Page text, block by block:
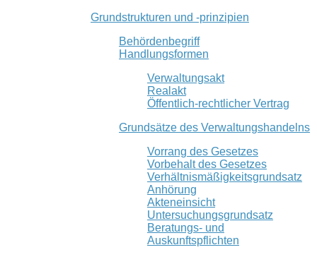
Grundstrukturen und -prinzipien
Behördenbegriff
Handlungsformen
Verwaltungsakt
Realakt
Öffentlich-rechtlicher Vertrag
Grundsätze des Verwaltungshandelns
Vorrang des Gesetzes
Vorbehalt des Gesetzes
Verhältnismäßigkeitsgrundsatz
Anhörung
Akteneinsicht
Untersuchungsgrundsatz
Beratungs- und
Auskunftspflichten